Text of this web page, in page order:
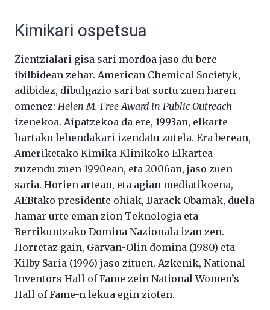
Kimikari ospetsua
Zientzialari gisa sari mordoa jaso du bere
ibilbidean zehar. American Chemical Societyk,
adibidez, dibulgazio sari bat sortu zuen haren
omenez: Helen M. Free Award in Public Outreach
izenekoa. Aipatzekoa da ere, 1993an, elkarte
hartako lehendakari izendatu zutela. Era berean,
Ameriketako Kimika Klinikoko Elkartea
zuzendu zuen 1990ean, eta 2006an, jaso zuen
saria. Horien artean, eta agian mediatikoena,
AEBtako presidente ohiak, Barack Obamak, duela
hamar urte eman zion Teknologia eta
Berrikuntzako Domina Nazionala izan zen.
Horretaz gain, Garvan-Olin domina (1980) eta
Kilby Saria (1996) jaso zituen. Azkenik, National
Inventors Hall of Fame zein National Women’s
Hall of Fame-n lekua egin zioten.